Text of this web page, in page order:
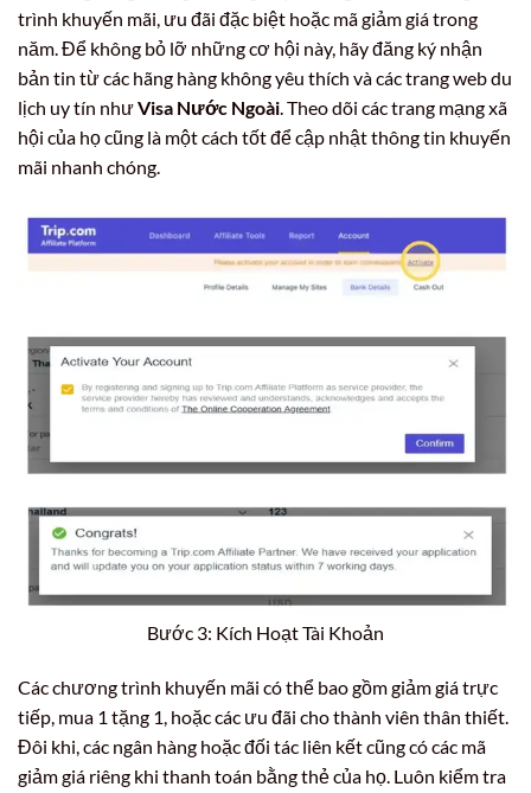
trình khuyến mãi, ưu đãi đặc biệt hoặc mã giảm giá trong
năm. Để không bỏ lỡ những cơ hội này, hãy đăng ký nhận
bản tin từ các hãng hàng không yêu thích và các trang web du
lịch uy tín nhưVisa Nước Ngoài. Theo dõi các trang mạng xã
hội của họ cũng là một cách tốt để cập nhật thông tin khuyến
mãi nhanh chóng.
Bước 3: Kích Hoạt Tài Khoản
Các chương trình khuyến mãi có thể bao gồm giảm giá trực
tiếp, mua 1 tặng 1, hoặc các ưu đãi cho thành viên thân thiết.
Đôi khi, các ngân hàng hoặc đối tác liên kết cũng có các mã
giảm giá riêng khi thanh toán bằng thẻ của họ. Luôn kiểm tra